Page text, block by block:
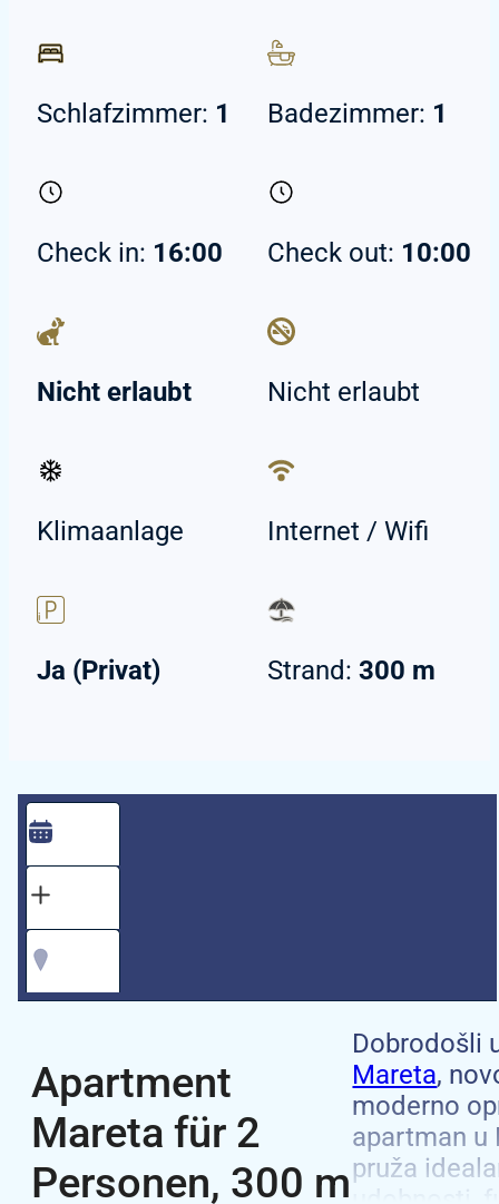
Schlafzimmer: 1 Badezimmer: 1
Check in: 16:00 Check out: 10:00
Nicht erlaubt Nicht erlaubt
Klimaanlage Internet / Wifi
Ja (Privat) Strand: 300 m
Apartment
Mareta für 2
Personen, 300 m
Dobrodošli
Mareta,
moderno
apartman u
pruža